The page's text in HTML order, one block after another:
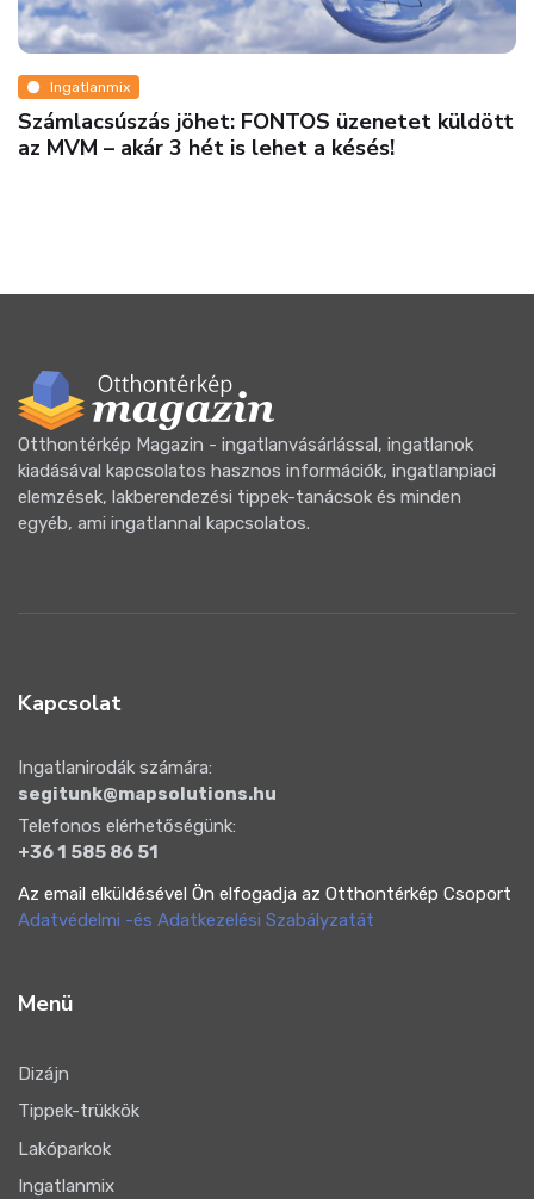
Ingatlanmix
Számlacsúszás jöhet: FONTOS üzenetet küldött
az MVM – akár 3 hét is lehet a késés!
Otthontérkép Magazin - ingatlanvásárlással, ingatlanok
kiadásával kapcsolatos hasznos információk, ingatlanpiaci
elemzések, lakberendezési tippek-tanácsok és minden
egyéb, ami ingatlannal kapcsolatos.
Kapcsolat
Ingatlanirodák számára:
segitunk@mapsolutions.hu
Telefonos elérhetőségünk:
+36 1 585 86 51
Az email elküldésével Ön elfogadja az Otthontérkép Csoport
Adatvédelmi -és Adatkezelési Szabályzatát
Menü
Dizájn
Tippek-trükkök
Lakóparkok
Ingatlanmix